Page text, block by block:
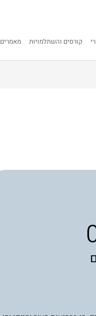
קורסים והשתלמויות מאמרים